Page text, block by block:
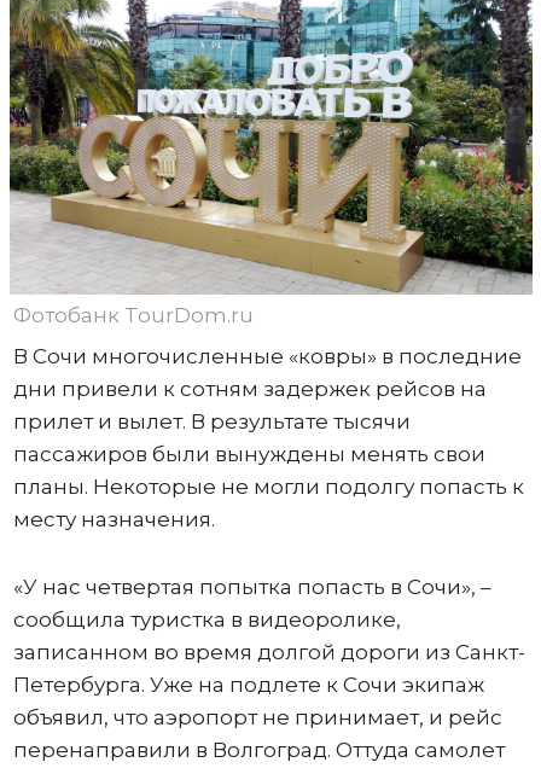
Фотобанк TourDom.ru
В Сочи многочисленные «ковры» в последние
дни привели к сотням задержек рейсов на
прилет и вылет. В результате тысячи
пассажиров были вынуждены менять свои
планы. Некоторые не могли подолгу попасть к
месту назначения.
«У нас четвертая попытка попасть в Сочи», –
сообщила туристка в видеоролике,
записанном во время долгой дороги из Санкт-
Петербурга. Уже на подлете к Сочи экипаж
объявил, что аэропорт не принимает, и рейс
перенаправили в Волгоград. Оттуда самолет